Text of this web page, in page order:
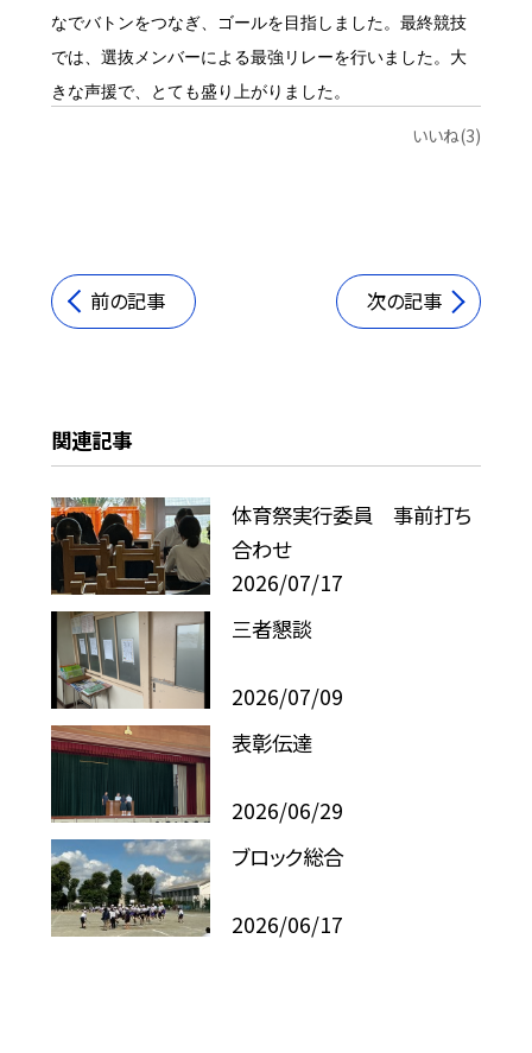
なでバトンをつなぎ、ゴールを目指しました。 最終競技
では、選抜メンバーによる最強リレーを行いました。大
きな声援で、とても盛り上がりました。
いいね(3)
前の記事 次の記事
関連記事
体育祭実行委員 事前打ち
合わせ
2026/07/17
三者懇談
2026/07/09
表彰伝達
2026/06/29
ブロック総合
2026/06/17